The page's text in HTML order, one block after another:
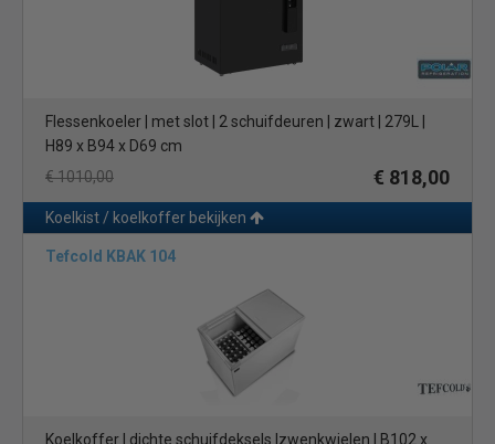
Flessenkoeler | met slot | 2 schuifdeuren | zwart | 279L |
H89 x B94 x D69 cm
€ 1010,00
€ 818,00
Koelkist / koelkoffer bekijken
Tefcold KBAK 104
Koelkoffer | dichte schuifdeksels |zwenkwielen | B102 x